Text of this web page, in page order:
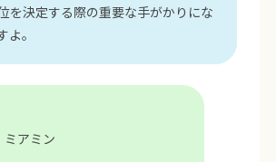
を決定する際の重要な手がかりにな
よ。
ミアミン